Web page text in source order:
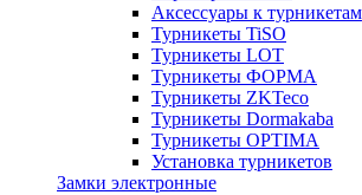
Аксессуары к турникетам
Турникеты TiSO
Турникеты LOT
Турникеты ФОРМА
Турникеты ZKTeco
Турникеты Dormakaba
Турникеты OPTIMA
Установка турникетов
Замки электронные